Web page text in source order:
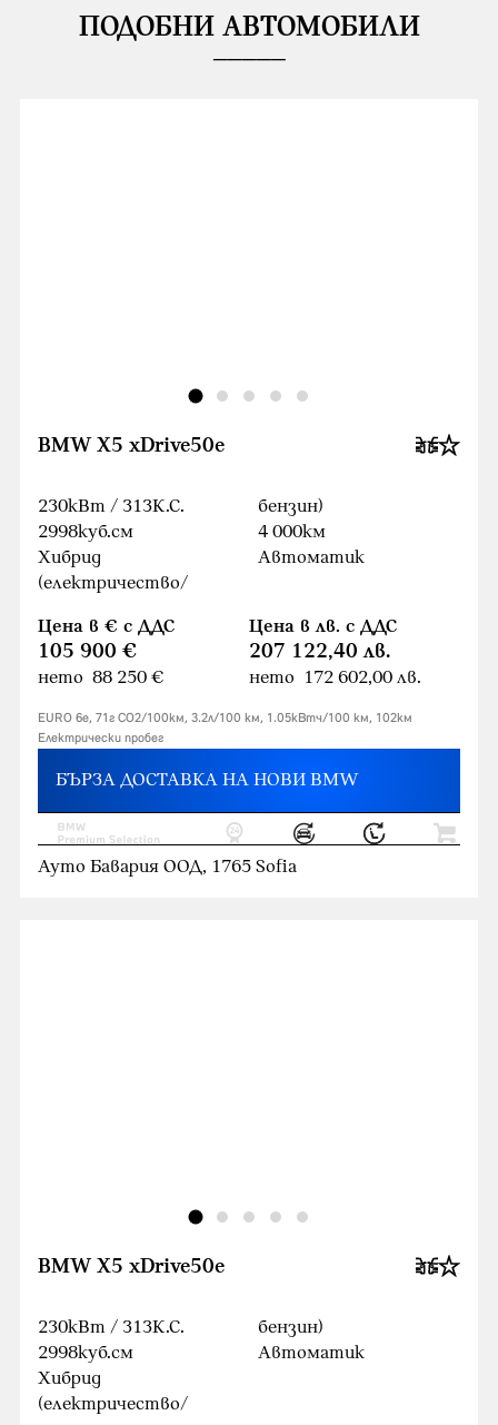
ПОДОБНИ АВТОМОБИЛИ
BMW X5 xDrive50e
230кВт / 313К.С.
2998куб.cм
Хибрид
(електричество/
бензин)
4 000км
Автоматик
Цена в € с ДДС
105 900 €
нето 88 250 €
Цена в лв. с ДДС
207 122,40 лв.
нето 172 602,00 лв.
EURO 6e, 71г CO2/100км, 3.2л/100 км, 1.05кВтч/100 км, 102км
Eлектрически пробег
БЪРЗА ДОСТАВКА НА НОВИ BMW
Ауто Бавария ООД, 1765 Sofia
BMW X5 xDrive50e
230кВт / 313К.С.
2998куб.cм
Хибрид
(електричество/
бензин)
Автоматик